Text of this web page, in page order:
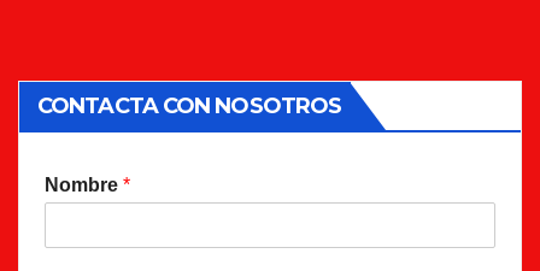
CONTACTA CON NOSOTROS
Nombre *